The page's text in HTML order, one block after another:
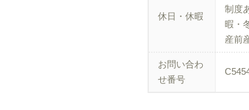
休日・休暇
制度
暇・
産前
お問い合わ
せ番号